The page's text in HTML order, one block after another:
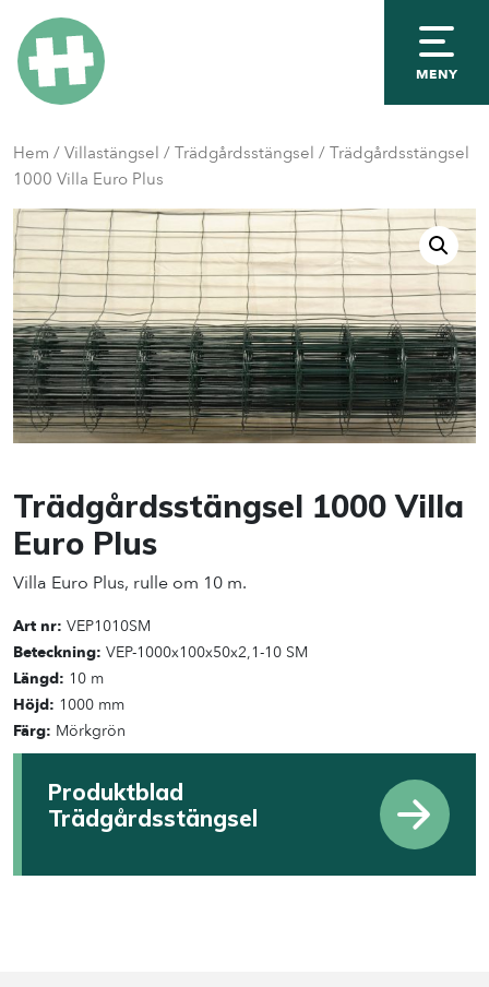
MENY
Hem / Villastängsel / Trädgårdsstängsel / Trädgårdsstängsel
1000 Villa Euro Plus
Trädgårdsstängsel 1000 Villa
Euro Plus
Villa Euro Plus, rulle om 10 m.
Art nr: VEP1010SM
Beteckning: VEP-1000x100x50x2,1-10 SM
Längd: 10 m
Höjd: 1000 mm
Färg: Mörkgrön
Produktblad
Trädgårdsstängsel